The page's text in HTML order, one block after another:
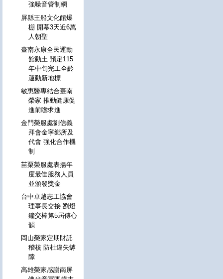
強噪音管制網
屏縣王船文化館爆
棚 開幕3天近6萬
人朝聖
臺南永康全民運動
館動土 預定115
年中旬完工全齡
運動新地標
敏惠醫專結合臺南
榮家 推動健康促
進前瞻求進
金門榮服處劉信義
拜會金寧鄉所及
代會 強化合作機
制
苗栗榮服處表揚年
度最佳服務人員
並頒發獎金
台中卓越志工協會
理事長交接 劉燈
鐘交棒第5屆傅心
韻
岡山榮家定期財託
稽核 防杜違失罅
隙
高雄榮家感謝南屏